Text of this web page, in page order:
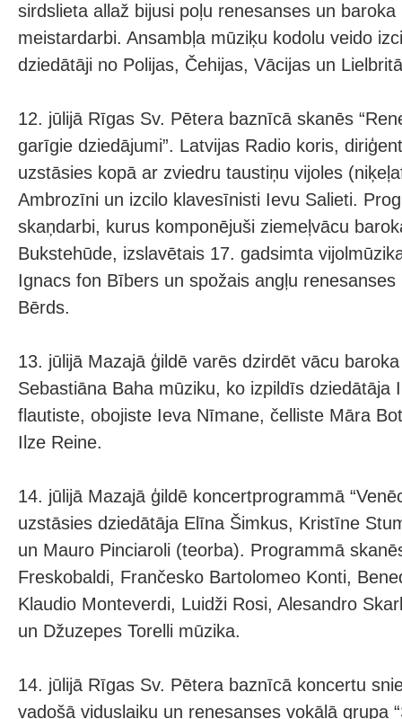
sirdslieta allaž bijusi poļu renesanses un baroka
meistardarbi. Ansambļa mūziķu kodolu veido
dziedātāji no Polijas, Čehijas, Vācijas un
12. jūlijā Rīgas Sv. Pētera baznīcā skanēs
garīgie dziedājumi”. Latvijas Radio koris,
uzstāsies kopā ar zviedru taustiņu vijoles
Ambrozīni un izcilo klavesīnisti Ievu Salieti.
skaņdarbi, kurus komponējuši ziemeļvācu
Bukstehūde, izslavētais 17. gadsimta
Ignacs fon Bībers un spožais angļu
Bērds.
13. jūlijā Mazajā ģildē varēs dzirdēt vācu
Sebastiāna Baha mūziku, ko izpildīs dziedātāja
flautiste, obojiste Ieva Nīmane, čelliste Māra
Ilze Reine.
14. jūlijā Mazajā ģildē koncertprogrammā
uzstāsies dziedātāja Elīna Šimkus, Kristīne
un Mauro Pinciaroli (teorba). Programmā
Freskobaldi, Frančesko Bartolomeo Konti,
Klaudio Monteverdi, Luidži Rosi, Alesandro
un Džuzepes Torelli mūzika.
14. jūlijā Rīgas Sv. Pētera baznīcā koncertu
vadošā viduslaiku un renesanses vokālā grupa